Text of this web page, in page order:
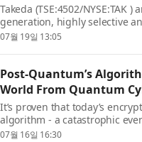
Takeda (TSE:4502/
generation, highly selective
psoriasi...
07월 19일 13:05
Post-Quantum’s
World From Quantum
It’s proven that today’s
algorithm - a catastrophic
computer emerges i...
07월 16일 16:30